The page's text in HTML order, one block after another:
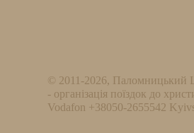
© 2011-2026, Паломницький
- організація поїздок до
Vodafon +38050-2655542